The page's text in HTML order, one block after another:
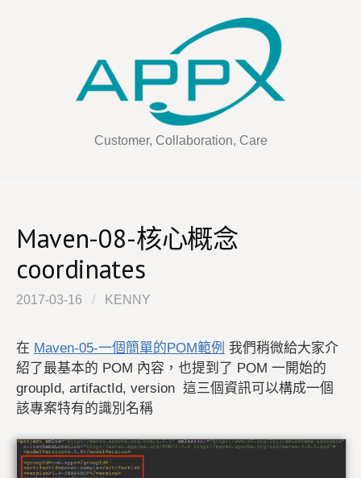
Customer, Collaboration, Care
Maven-08-核心概念
coordinates
2017-03-16 / KENNY
在 Maven-05-一個簡單的POM範例 我們稍微給大家介
紹了最基本的 POM 內容，也提到了 POM 一開始的
groupId, artifactId, version 這三個資訊可以構成一個
該專案特有的識別名稱